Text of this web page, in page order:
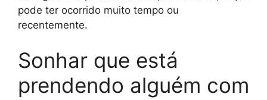
pode ter ocorrido muito tempo ou
recentemente.
Sonhar que está
prendendo alguém com